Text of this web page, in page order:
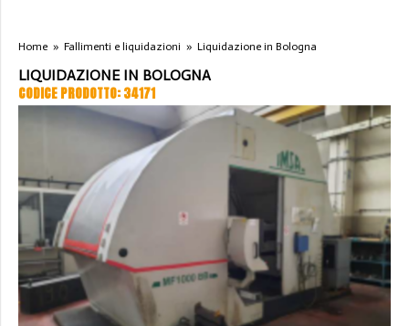
Home » Fallimenti e liquidazioni » Liquidazione in Bologna
LIQUIDAZIONE IN BOLOGNA
CODICE PRODOTTO: 34171